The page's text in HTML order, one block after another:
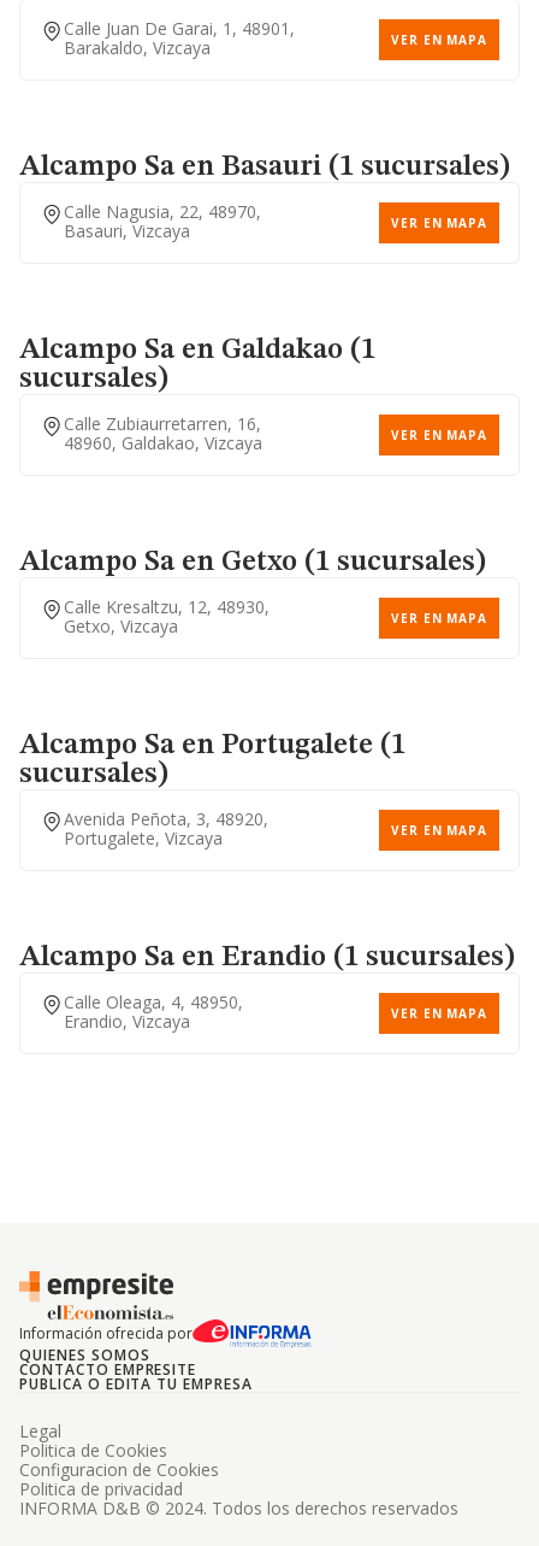
Calle Juan De Garai, 1, 48901,
Barakaldo, Vizcaya
VER EN MAPA
Alcampo Saen Basauri (1 sucursales)
Calle Nagusia, 22, 48970,
Basauri, Vizcaya
VER EN MAPA
Alcampo Saen Galdakao (1
sucursales)
Calle Zubiaurretarren, 16,
48960, Galdakao, Vizcaya
VER EN MAPA
Alcampo Saen Getxo (1 sucursales)
Calle Kresaltzu, 12, 48930,
Getxo, Vizcaya
VER EN MAPA
Alcampo Saen Portugalete (1
sucursales)
Avenida Peñota, 3, 48920,
Portugalete, Vizcaya
VER EN MAPA
Alcampo Saen Erandio (1 sucursales)
Calle Oleaga, 4, 48950,
Erandio, Vizcaya
VER EN MAPA
Información ofrecida por
QUIENES SOMOS
CONTACTO EMPRESITE
PUBLICA O EDITA TU EMPRESA
INFORMA D&B © 2024. Todos los derechos reservados
Legal
Politica de Cookies
Configuracion de Cookies
Politica de privacidad